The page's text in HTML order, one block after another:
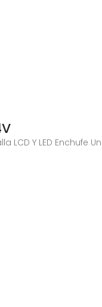
LCD Y LED Enchufe